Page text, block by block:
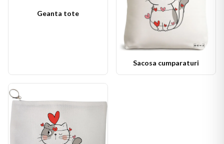
Geanta tote
Sacosa cumparaturi